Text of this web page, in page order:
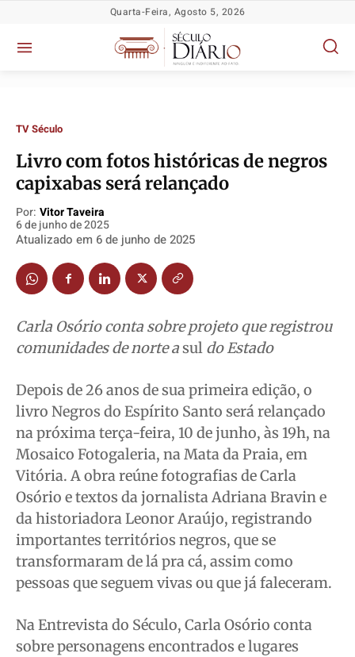
Política
Socioeconômicas
TV Século
Justiça
Educação
Segurança
Direitos
Economia
Cultura
Colunas
Caetano Roque
Gustavo Bastos
Jr Mignone (in memorian)
Wanda Sily
Anuncie
Política
Socioeconômicas
TV Século
Justiça
Educação
Segurança
Direitos
Economia
Cultura
Colunas
Caetano Roque
Gustavo Bastos
Jr Mignone (in memorian)
Wanda Sily
Anuncie
Política
Socioeconômicas
TV Século
Justiça
Educação
Segurança
Direitos
Economia
Cultura
Colunas
Caetano Roque
Gustavo Bastos
Jr Mignone (in memorian)
Wanda Sily
Anuncie
Política
Socioeconômicas
TV Século
Justiça
Educação
Segurança
Direitos
Economia
Cultura
Colunas
Caetano Roque
Gustavo Bastos
Jr Mignone (in memorian)
Wanda Sily
Anuncie
Quarta-Feira, Agosto 5, 2026
TV Século
Livro com fotos históricas de negros
capixabas será relançado
Por: Vitor Taveira
6 de junho de 2025
Atualizado em 6 de junho de 2025
Carla Osório conta sobre projeto que registrou
comunidades de norte asul do Estado
Depois de 26 anos de sua primeira edição, o
livro Negros do Espírito Santo será relançado
na próxima terça-feira, 10 de junho, às 19h, na
Mosaico Fotogaleria, na Mata da Praia, em
Vitória. A obra reúne fotografias de Carla
Osório e textos da jornalista Adriana Bravin e
da historiadora Leonor Araújo, registrando
importantes territórios negros, que se
transformaram de lá pra cá, assim como
pessoas que seguem vivas ou que já faleceram.
Na Entrevista do Século, Carla Osório conta
sobre personagens encontrados e lugares